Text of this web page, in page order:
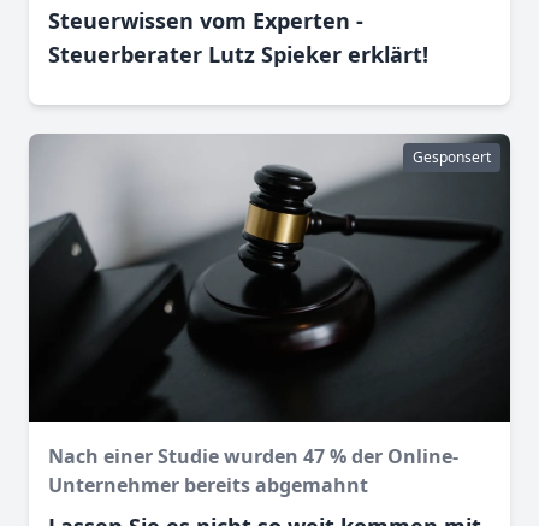
Steuerwissen vom Experten -
Steuerberater Lutz Spieker erklärt!
Gesponsert
Nach einer Studie wurden 47 % der Online-
Unternehmer bereits abgemahnt